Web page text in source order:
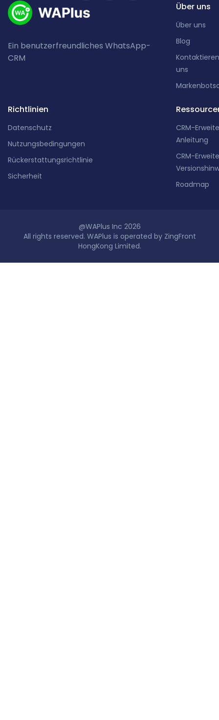
Ein benutzerfreundliches WhatsApp-
CRM
Über uns
Über uns
Blog
uns
Richtlinien
Datenschutz
Nutzungsbedingungen
Rückerstattungsrichtlinie
Sicherheit
CRM-
Anleitung
CRM-
Roadmap
@WAPlus Inc 2026
All rights reserved. WAPlus is operated by ZingFront
HongKong Limited.